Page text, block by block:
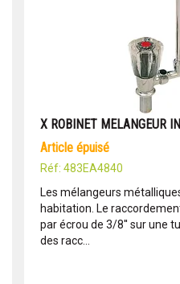
X ROBINET MELANGEUR
article épuisé
Réf: 483EA4840
Les mélangeurs
habitation. Le
par écrou de 3/8'' sur une
des racc...